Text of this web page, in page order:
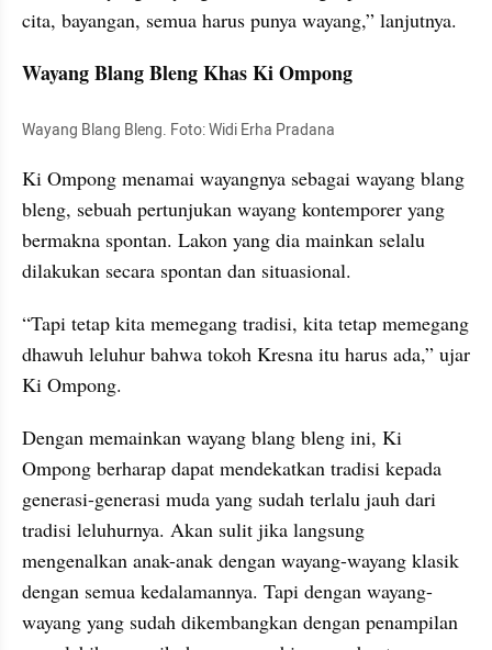
cita, bayangan, semua harus punya wayang,” lanjutnya.
Wayang Blang Bleng Khas Ki Ompong
Wayang Blang Bleng. Foto: Widi Erha Pradana
Ki Ompong menamai wayangnya sebagai wayang blang
bleng, sebuah pertunjukan wayang kontemporer yang
bermakna spontan. Lakon yang dia mainkan selalu
dilakukan secara spontan dan situasional.
“Tapi tetap kita memegang tradisi, kita tetap memegang
dhawuh leluhur bahwa tokoh Kresna itu harus ada,” ujar
Ki Ompong.
Dengan memainkan wayang blang bleng ini, Ki
Ompong berharap dapat mendekatkan tradisi kepada
generasi-generasi muda yang sudah terlalu jauh dari
tradisi leluhurnya. Akan sulit jika langsung
mengenalkan anak-anak dengan wayang-wayang klasik
dengan semua kedalamannya. Tapi dengan wayang-
wayang yang sudah dikembangkan dengan penampilan